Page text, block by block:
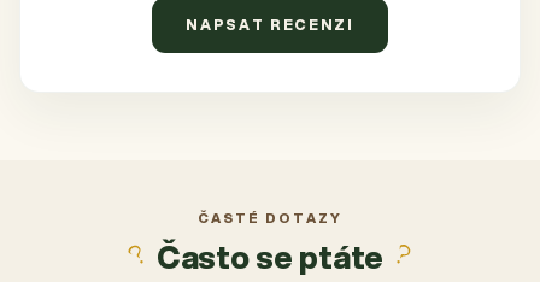
NAPSAT RECENZI
ČASTÉ DOTAZY
Často se ptáte